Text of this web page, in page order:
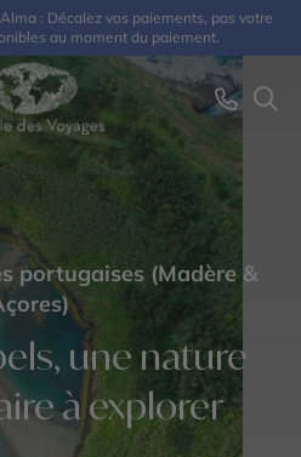
: Décalez vos paiements, pas votre
au moment du paiement.
portugaises (Madère &
une nature
à explorer